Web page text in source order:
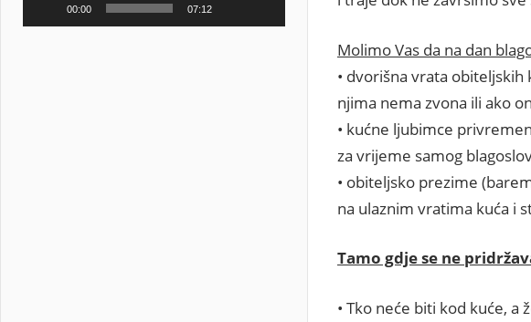
Molimo Vas da na dan
• dvorišna vrata
njima nema zvona ili ako
• kućne ljubimce
za vrijeme samog
• obiteljsko prezime
na ulaznim vratima kuća i
Tamo gdje se ne
• Tko neće biti kod kuće, a
00:00 07:12